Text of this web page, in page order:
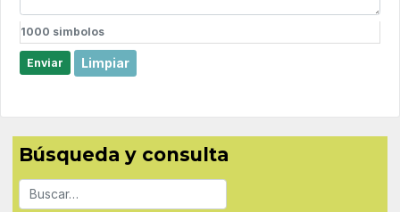
1000 simbolos
Enviar Limpiar
Búsqueda y consulta
Buscar